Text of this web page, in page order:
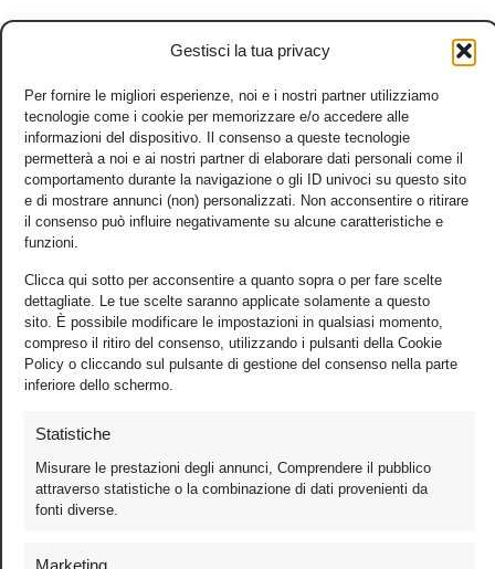
Gestisci la tua privacy
Per fornire le migliori esperienze, noi e i nostri partner utilizziamo
tecnologie come i cookie per memorizzare e/o accedere alle
informazioni del dispositivo. Il consenso a queste tecnologie
permetterà a noi e ai nostri partner di elaborare dati personali come il
comportamento durante la navigazione o gli ID univoci su questo sito
e di mostrare annunci (non) personalizzati. Non acconsentire o ritirare
il consenso può influire negativamente su alcune caratteristiche e
funzioni.
Clicca qui sotto per acconsentire a quanto sopra o per fare scelte
dettagliate. Le tue scelte saranno applicate solamente a questo
sito. È possibile modificare le impostazioni in qualsiasi momento,
compreso il ritiro del consenso, utilizzando i pulsanti della Cookie
Policy o cliccando sul pulsante di gestione del consenso nella parte
inferiore dello schermo.
Statistiche
Misurare le prestazioni degli annunci, Comprendere il pubblico
attraverso statistiche o la combinazione di dati provenienti da
fonti diverse.
Marketing
Foto
Mobile